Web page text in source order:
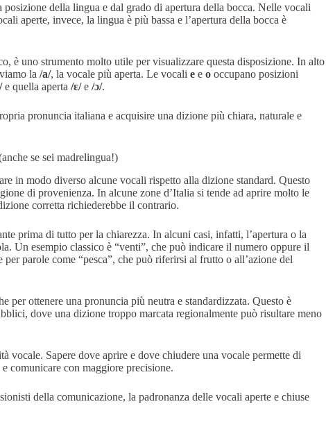
della lingua e dal grado di apertura della bocca. Nelle vocali
aperte, invece, la lingua è più bassa e l’apertura della bocca è
è uno strumento molto utile per visualizzare questa disposizione. In alto
la /a/, la vocale più aperta. Le vocali e e o occupano posizioni
e quella aperta /ɛ/e /ɔ/.
pronuncia italiana e acquisire una dizione più chiara, naturale e
se sei madrelingua!)
in modo diverso alcune vocali rispetto alla dizione standard. Questo
di provenienza. In alcune zone d’Italia si tende ad aprire molto le
corretta richiederebbe il contrario.
prima di tutto per la chiarezza. In alcuni casi, infatti, l’apertura o la
Un esempio classico è “venti”, che può indicare il numero oppure il
parole come “pesca”, che può riferirsi al frutto o all’azione del
per ottenere una pronuncia più neutra e standardizzata. Questo è
dove una dizione troppo marcata regionalmente può risultare meno
vocale. Sapere dove aprire e dove chiudere una vocale permette di
comunicare con maggiore precisione.
della comunicazione, la padronanza delle vocali aperte e chiuse